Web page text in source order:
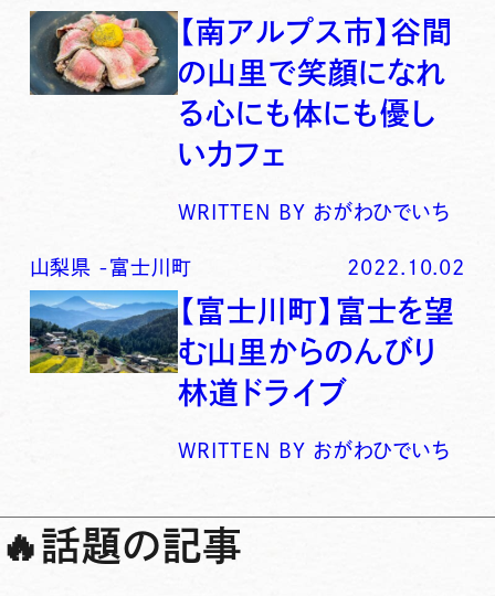
【南アルプス市】谷間
の山里で笑顔になれ
る心にも体にも優し
いカフェ
WRITTEN BY おがわひでいち
山梨県 -富士川町 2022.10.02
【富士川町】富士を望
む山里からのんびり
林道ドライブ
WRITTEN BY おがわひでいち
🔥話題の記事